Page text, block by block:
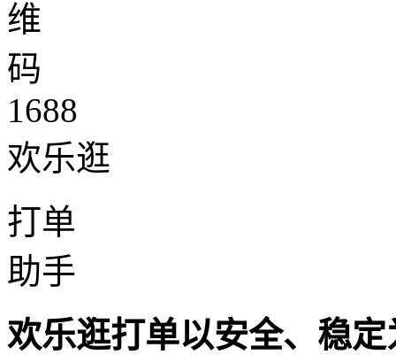
1688
欢乐逛
打单
助手
欢乐逛打单以安全、稳